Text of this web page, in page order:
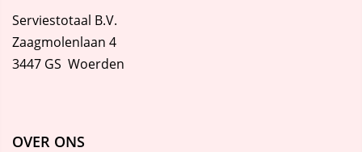
Serviestotaal B.V.
Zaagmolenlaan 4
3447 GS Woerden
OVER ONS